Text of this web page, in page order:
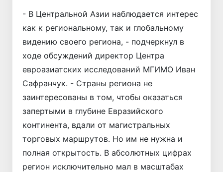
- В Центральной Азии наблюдается интерес
как к региональному, так и глобальному
видению своего региона, - подчеркнул в
ходе обсуждений директор Центра
евроазиатских исследований МГИМО Иван
Сафранчук. - Страны региона не
заинтересованы в том, чтобы оказаться
запертыми в глубине Евразийского
континента, вдали от магистральных
торговых маршрутов. Но им не нужна и
полная открытость. В абсолютных цифрах
регион исключительно мал в масштабах